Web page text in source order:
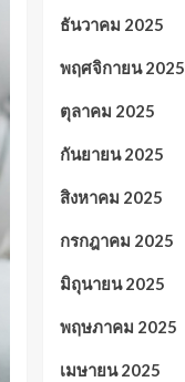
ธันวาคม 2025
พฤศจิกายน 2025
ตุลาคม 2025
กันยายน 2025
สิงหาคม 2025
กรกฎาคม 2025
มิถุนายน 2025
พฤษภาคม 2025
เมษายน 2025